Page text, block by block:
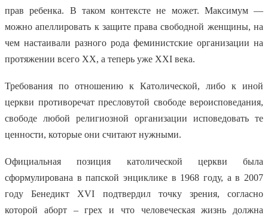
прав ребенка. В таком контексте не может. Максимум —
можно апеллировать к защите права свободной женщины, на
чем настаивали разного рода феминистские организации на
протяжении всего XX, а теперь уже XXI века.
Требования по отношению к Католической, либо к иной
церкви противоречат пресловутой свободе вероисповедания,
свободе любой религиозной организации исповедовать те
ценности, которые они считают нужными.
Официальная позиция католической церкви была
сформулирована в папской энциклике в 1968 году, а в 2007
году Бенедикт XVI подтвердил точку зрения, согласно
которой аборт – грех и что человеческая жизнь должна